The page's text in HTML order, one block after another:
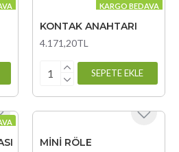
KARGO BEDAVA
KONTAK ANAHTARI
4.171,20TL
SEPETE EKLE
MİNİ RÖLE